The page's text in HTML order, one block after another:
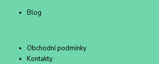
Blog
Obchodní podmínky
Kontakty